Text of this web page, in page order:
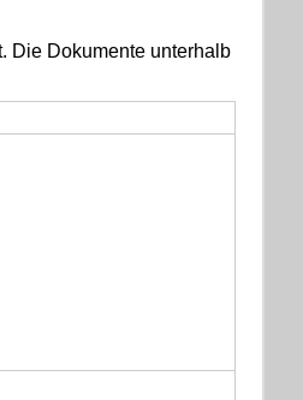
Die Dokumente unterhalb